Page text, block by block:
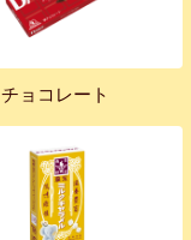
チョコレート